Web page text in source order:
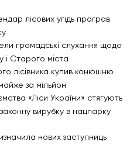
лісових угідь програв
громадські слухання щодо
і Старого міста
лісівника купив конюшню
за мільйон
«Ліси України» стягують
вирубку в нацпарку
нових заступниць